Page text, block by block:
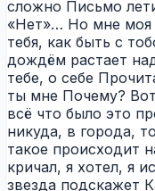
сложно Письмо
«Нет»… Но мне моя
тебя, как быть с
дождём растает
тебе, о себе
ты мне Почему?
всё что было это
никуда, в города,
такое происходит
кричал, я хотел, я
звезда подскажет